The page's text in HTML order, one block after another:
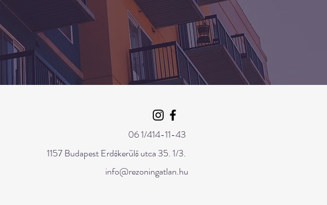
06 1/414-11-43
1157 Budapest Erdőkerülő utca 35. 1/3.
info@rezoningatlan.hu